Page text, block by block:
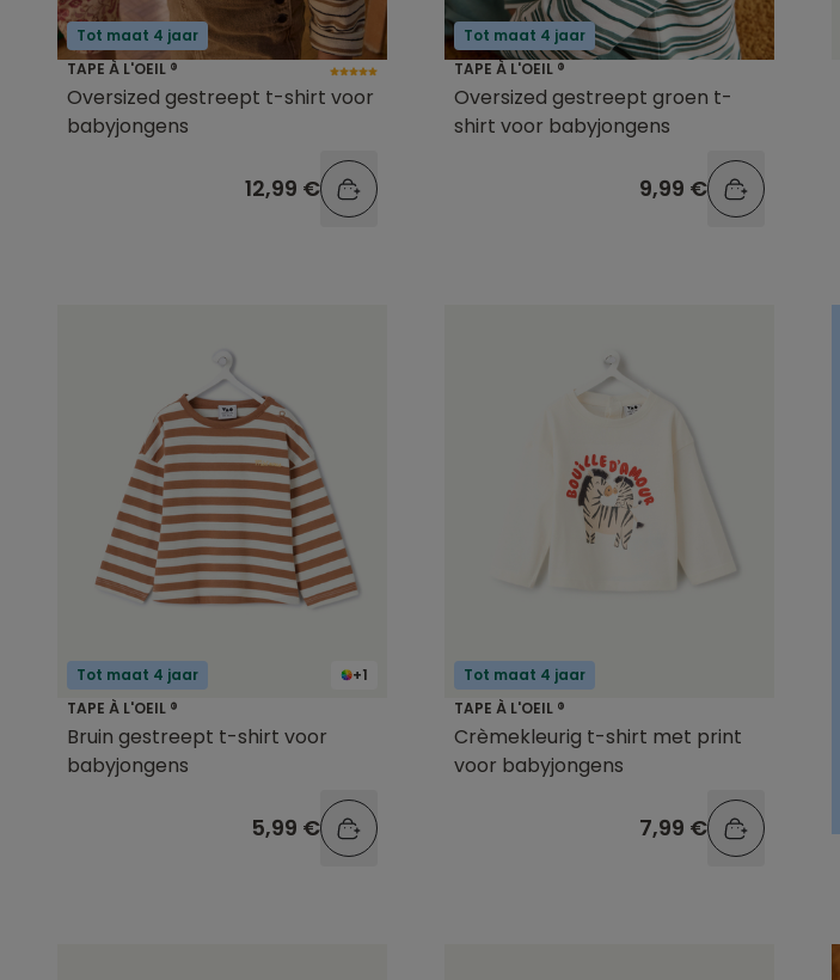
Tot maat 4 jaar
TAPE À L'OEIL ®
Oversized gestreept t-shirt voor
babyjongens
12,99 €
Tot maat 4 jaar
TAPE À L'OEIL ®
Oversized gestreept groen t-
shirt voor babyjongens
9,99 €
+1
Tot maat 4 jaar
TAPE À L'OEIL ®
Bruin gestreept t-shirt voor
babyjongens
5,99 €
Tot maat 4 jaar
TAPE À L'OEIL ®
Crèmekleurig t-shirt met print
voor babyjongens
7,99 €